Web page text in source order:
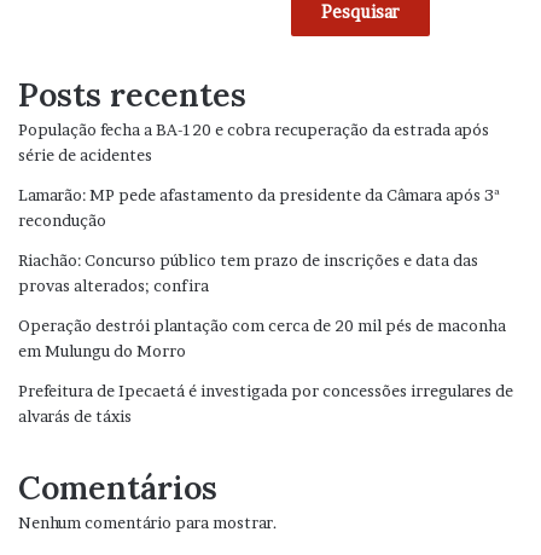
Pesquisar
Posts recentes
População fecha a BA-120 e cobra recuperação da estrada após
série de acidentes
Lamarão: MP pede afastamento da presidente da Câmara após 3ª
recondução
Riachão: Concurso público tem prazo de inscrições e data das
provas alterados; confira
Operação destrói plantação com cerca de 20 mil pés de maconha
em Mulungu do Morro
Prefeitura de Ipecaetá é investigada por concessões irregulares de
alvarás de táxis
Comentários
Nenhum comentário para mostrar.